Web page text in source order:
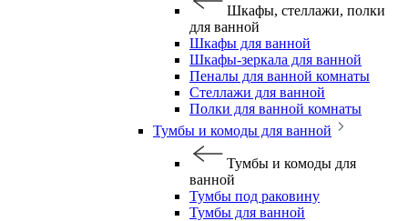
Шкафы, стеллажи, полки
для ванной
Шкафы для ванной
Шкафы-зеркала для ванной
Пеналы для ванной комнаты
Стеллажи для ванной
Полки для ванной комнаты
Тумбы и комоды для ванной
Тумбы и комоды для
ванной
Тумбы под раковину
Тумбы для ванной